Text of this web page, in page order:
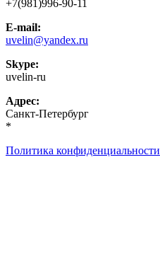
+7(981)996-90-11
E-mail:
uvelin@yandex.ru
Skype:
uvelin-ru
Адрес:
Санкт-Петербург
*
Политика конфиденциальности